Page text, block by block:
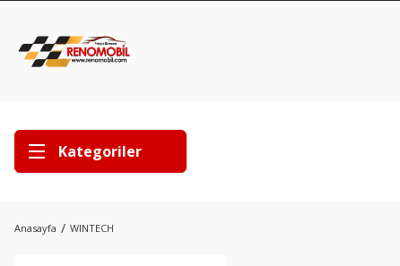
Kategoriler
Anasayfa WINTECH